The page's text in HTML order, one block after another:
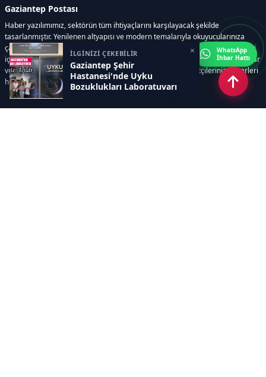
İLGİNİZİ ÇEKEBİLİR
Gaziantep Şehir
Hastanesi'nde Uyku
Bozuklukları Laboratuvarı
×
Gaziantep Postası
Haber yazılımımız, sektörün tüm ihtiyaçlarını karşılayacak şekilde
tasarlanmıştır. Yenilenen altyapısı ve modern temalarıyla okuyucularınıza
çağdaş bir deneyim sunar. Sistemimiz, haber sitesinde gerekli tüm modülleri
içerir. Siz içerik üretmeye odaklanırken, yazılımımız zamandan tasarruf sağlar
ve süreçlerinizi kolaylaştırır. Etkili arayüzü sayesinde ziyaretçileriniz haberleri
hızlı ve keyifle takip edebilir.
WhatsApp
İhbar Hattı